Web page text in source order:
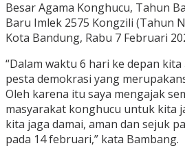
Besar Agama Konghucu, Tahun
Baru Imlek 2575 Kongzili (Tahun
Kota Bandung, Rabu 7 Februari
“Dalam waktu 6 hari ke depan
pesta demokrasi yang
Oleh karena itu saya mengajak
masyarakat konghucu untuk kita
kita jaga damai, aman dan sejuk
pada 14 februari,” kata Bambang.